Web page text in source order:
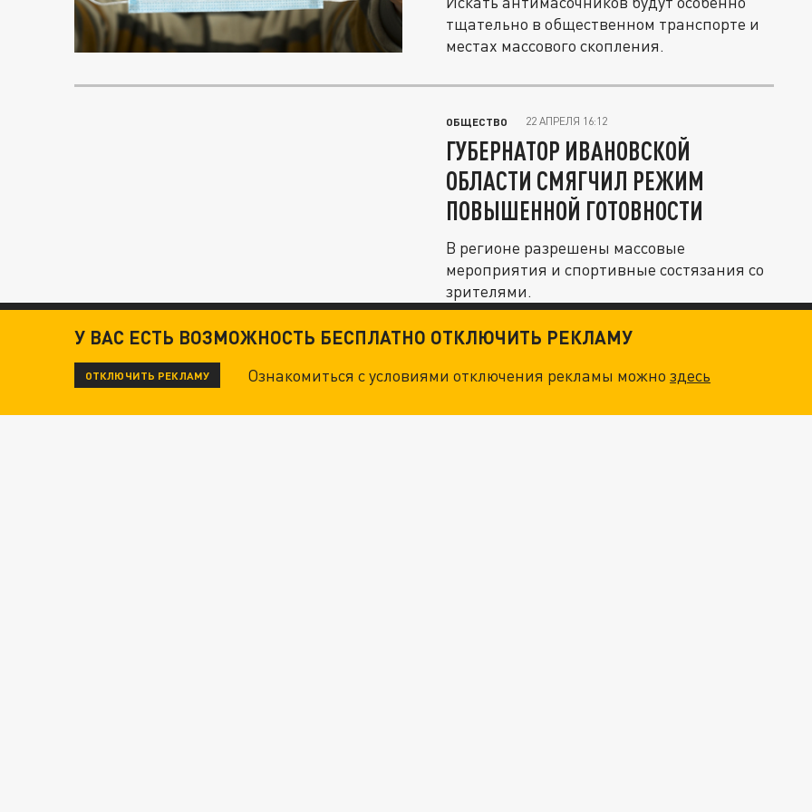
тщательно в общественном транспорте и
местах массового скопления.
ОБЩЕСТВО 22 АПРЕЛЯ 16:12
ГУБЕРНАТОР ИВАНОВСКОЙ
ОБЛАСТИ СМЯГЧИЛ РЕЖИМ
ПОВЫШЕННОЙ ГОТОВНОСТИ
В регионе разрешены массовые
мероприятия и спортивные состязания со
зрителями.
У ВАС ЕСТЬ ВОЗМОЖНОСТЬ БЕСПЛАТНО ОТКЛЮЧИТЬ РЕКЛАМУ
ОТКЛЮЧИТЬ РЕКЛАМУ Ознакомиться с условиями отключения рекламы можноздесь